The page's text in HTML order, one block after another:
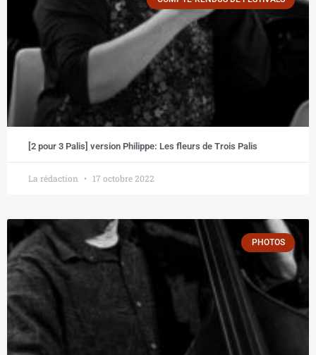
[2 pour 3 Palis] version Philippe: Les fleurs de Trois Palis
La rédaction 17 octobre 2022
PHOTOS